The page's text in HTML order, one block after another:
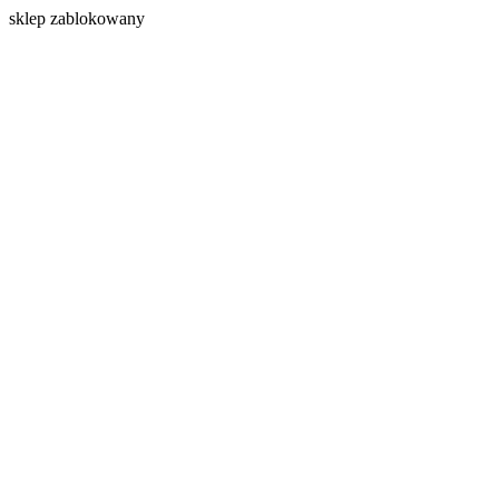
sklep zablokowany